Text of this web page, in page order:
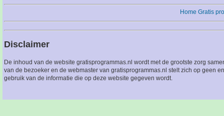
Home Gratis
Disclaimer
De inhoud van de website gratisprogrammas.nl wordt met de grootste zorg
van de bezoeker en de webmaster van gratisprogrammas.nl stelt zich op geen
gebruik van de informatie die op deze website gegeven wordt.